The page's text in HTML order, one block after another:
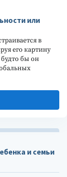
или
в
его картину
бы он
и семьи